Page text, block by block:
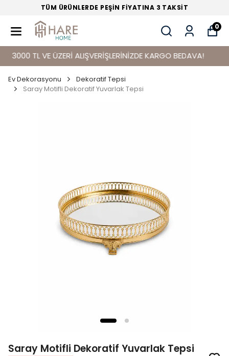
TÜM ÜRÜNLERDE PEŞİN FİYATINA 3 TAKSİT
0
TL VE ÜZERİ ALIŞVERİŞLERİNİZDE KARGO BEDAVA!
Ev Dekorasyonu
Dekoratif Tepsi
Saray Motifli Dekoratif Yuvarlak Tepsi
Saray Motifli Dekoratif Yuvarlak Tepsi